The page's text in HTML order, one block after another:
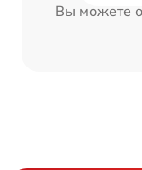
Вы можете